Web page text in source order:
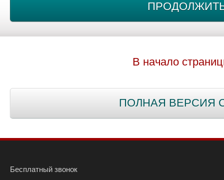
В начало
ПОЛНАЯ ВЕРСИЯ
Бесплатный звонок